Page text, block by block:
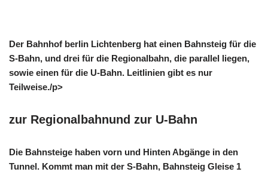
Der Bahnhof berlin Lichtenberg hat einen Bahnsteig für die
S-Bahn, und drei für die Regionalbahn, die parallel liegen,
sowie einen für die U-Bahn. Leitlinien gibt es nur
Teilweise./p>
zur Regionalbahnund zur U-Bahn
Die Bahnsteige haben vorn und Hinten Abgänge in den
Tunnel. Kommt man mit der S-Bahn, Bahnsteig Gleise 1